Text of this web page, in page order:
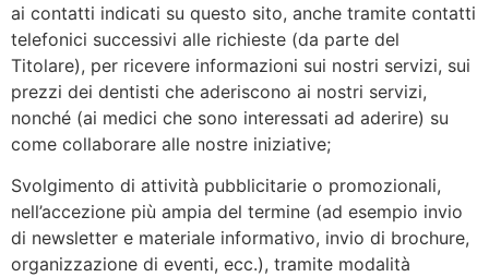
ai contatti indicati su questo sito, anche tramite contatti
telefonici successivi alle richieste (da parte del
Titolare), per ricevere informazioni sui nostri servizi, sui
prezzi dei dentisti che aderiscono ai nostri servizi,
nonché (ai medici che sono interessati ad aderire) su
come collaborare alle nostre iniziative;
Svolgimento di attività pubblicitarie o promozionali,
nell’accezione più ampia del termine (ad esempio invio
di newsletter e materiale informativo, invio di brochure,
organizzazione di eventi, ecc.), tramite modalità